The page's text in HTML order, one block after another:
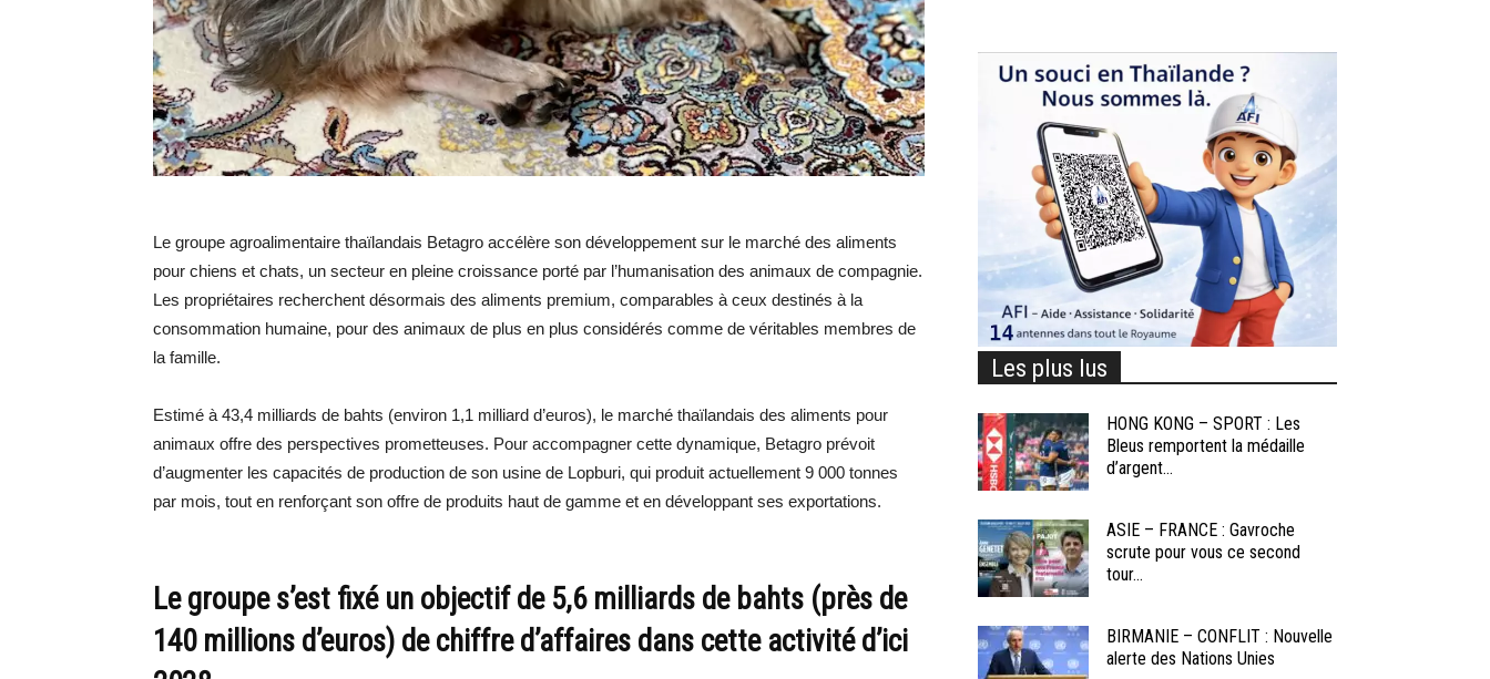
Le groupe agroalimentaire thaïlandais Betagro accélère son développement sur le marché des aliments
pour chiens et chats, un secteur en pleine croissance porté par l’humanisation des animaux de compagnie.
Les propriétaires recherchent désormais des aliments premium, comparables à ceux destinés à la
consommation humaine, pour des animaux de plus en plus considérés comme de véritables membres de
la famille.
Estimé à 43,4 milliards de bahts (environ 1,1 milliard d’euros), le marché thaïlandais des aliments pour
animaux offre des perspectives prometteuses. Pour accompagner cette dynamique, Betagro prévoit
d’augmenter les capacités de production de son usine de Lopburi, qui produit actuellement 9 000 tonnes
par mois, tout en renforçant son offre de produits haut de gamme et en développant ses exportations.
Le groupe s’est fixé un objectif de 5,6 milliards de bahts (près de
140 millions d’euros) de chiffre d’affaires dans cette activité d’ici
Les plus lus
HONG KONG – SPORT : Les
Bleus remportent la médaille
d’argent...
ASIE – FRANCE : Gavroche
scrute pour vous ce second
tour...
BIRMANIE – CONFLIT : Nouvelle
alerte des Nations Unies